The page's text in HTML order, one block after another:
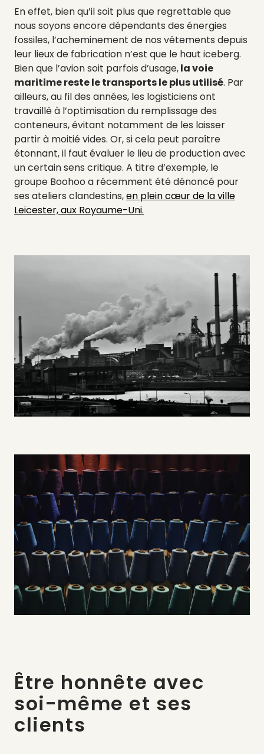
En effet, bien qu’il soit plus que regrettable que
nous soyons encore dépendants des énergies
fossiles, l’acheminement de nos vêtements depuis
leur lieux de fabrication n’est que le haut iceberg.
Bien que l’avion soit parfois d’usage,la voie
maritime reste le transports le plus utilisé. Par
ailleurs, au fil des années, les logisticiens ont
travaillé à l’optimisation du remplissage des
conteneurs, évitant notamment de les laisser
partir à moitié vides. Or, si cela peut paraître
étonnant, il faut évaluer le lieu de production avec
un certain sens critique. A titre d’exemple, le
groupe Boohoo a récemment été dénoncé pour
ses ateliers clandestins,en plein cœur de la ville
Leicester, aux Royaume-Uni.
Être honnête avec
soi-même et ses
clients